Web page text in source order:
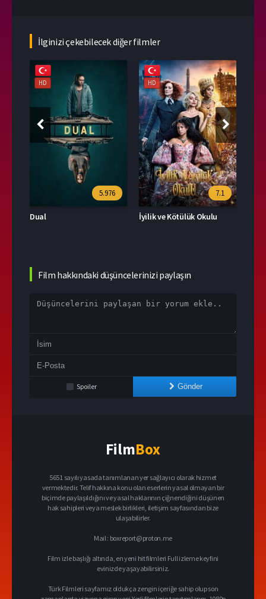
İlginizi çekebilecek diğer filmler
HD
5.976
Dual
HD
7.1
İyilik ve Kötülük Okulu
Film hakkındaki düşüncelerinizi paylaşın
Spoiler Gönder
FilmBox
5651 sayılı yasada tanımlanan yer sağlayıcı olarak hizmet
vermektedir. Telif hakkına konu olan eserlerin yasal olmayan bir
biçimde paylaşıldığını ve yasal haklarının çiğnendiğini düşünen
hak sahipleri veya meslek birlikleri, iletişim sayfasından bize
ulaşabilirler.
Mail : boxreport@proton.me
Film izle başlığı altında, en yeni hit filmleri Full izleme keyfini
evinizde yaşayabilirsiniz.
Türk Filmleri sayfamız oldukça zengin içeriğe sahip olup son